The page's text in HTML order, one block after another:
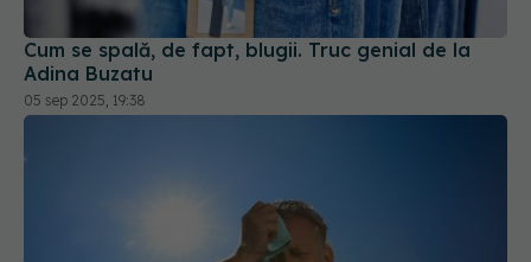
Cum se spală, de fapt, blugii. Truc genial de la
Adina Buzatu
05 sep 2025, 19:38